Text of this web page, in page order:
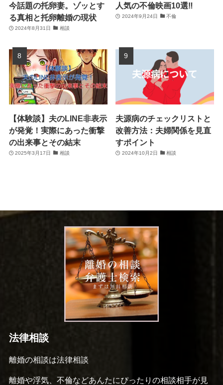
今話題の托卵妻。ゾッとす
る真相と托卵離婚の現状
2024年8月31日 相談
人気の不倫映画10選‼
2024年9月24日 不倫
【体験談】夫のLINE非表示
が発覚！実際にあった衝撃
の出来事とその結末
2025年3月17日 相談
夫源病のチェックリストと
改善方法：夫婦関係を見直
すポイント
2024年10月2日 相談
法律相談
離婚の相談は法律相談
離婚や浮気、不倫などあんたにぴったりの相談相手が見